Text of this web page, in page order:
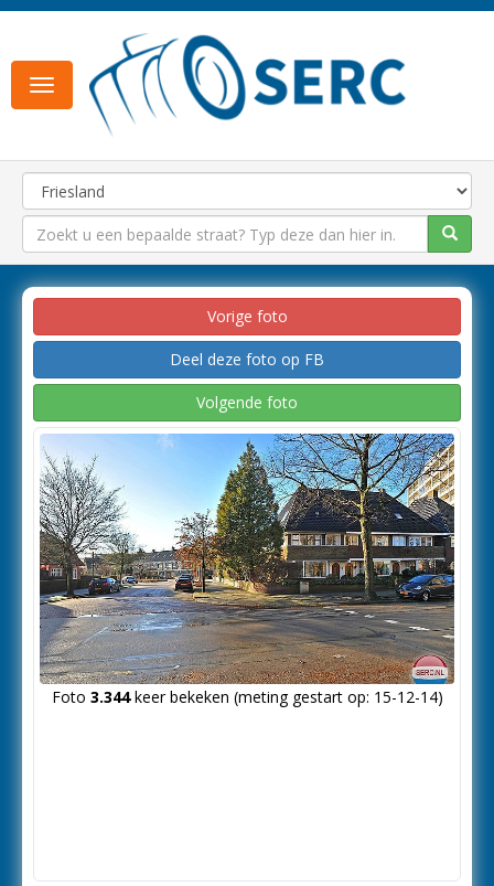
Toggle
navigation
Vorige foto
Deel deze foto op FB
Volgende foto
Foto 3.344keer bekeken (meting gestart op: 15-12-14)